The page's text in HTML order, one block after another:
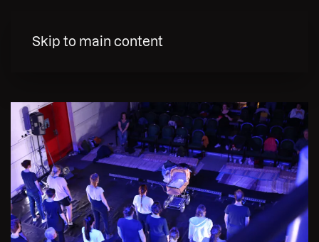
Skip to main content